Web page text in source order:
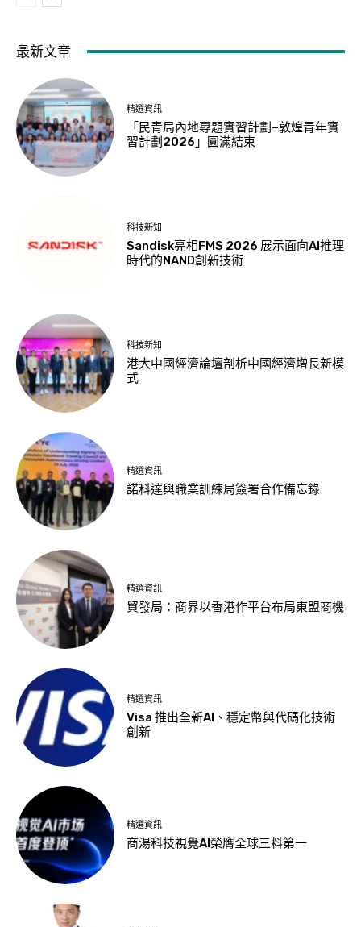
最新文章
精選資訊
「民青局內地專題實習計劃–敦煌青年實
習計劃2026」圓滿結束
科技新知
Sandisk亮相FMS 2026 展示面向AI推理
時代的NAND創新技術
科技新知
港大中國經濟論壇剖析中國經濟增長新模
式
精選資訊
諾科達與職業訓練局簽署合作備忘錄
精選資訊
貿發局：商界以香港作平台布局東盟商機
精選資訊
Visa 推出全新AI、穩定幣與代碼化技術
創新
精選資訊
商湯科技視覺AI榮膺全球三料第一